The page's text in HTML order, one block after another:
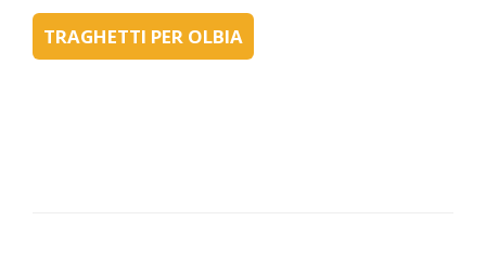
TRAGHETTI PER OLBIA